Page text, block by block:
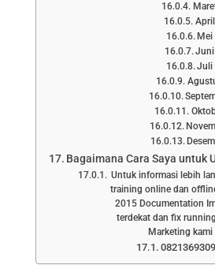
April
Mei
Juni
Juli
Bagaimana Cara Saya untuk
Untuk informasi lebih
training online dan
2015 Documentation
terdekat dan fix
Marketing